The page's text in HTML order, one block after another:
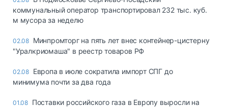
коммунальный оператор транспортировал 232 тыс. куб.
м мусора за неделю
02.08 Минпромторг на пять лет внес контейнер-цистерну
"Уралкриомаша" в реестр товаров РФ
02.08 Европа в июле сократила импорт СПГ до
минимума почти за два года
01.08 Поставки российского газа в Европу выросли на